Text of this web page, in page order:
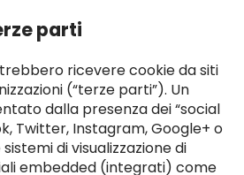
parti
ricevere cookie da siti
(“terze parti”). Un
dalla presenza dei “social
Twitter, Instagram, Google+ o
di visualizzazione di
embedded (integrati) come